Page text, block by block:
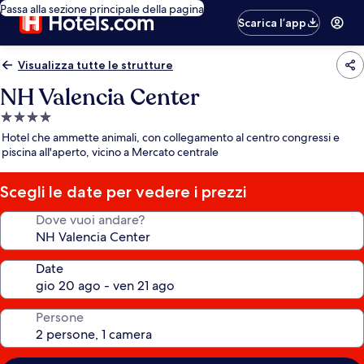
Passa alla sezione principale della pagina
Scarica l’app
Visualizza tutte le strutture
NH Valencia Center
Struttura
a
4.0
stelle
Hotel che ammette animali, con collegamento al centro congressi e
piscina all'aperto, vicino a Mercato centrale
Scegli le date per vedere i prezzi
Dove vuoi andare?
Date
Persone